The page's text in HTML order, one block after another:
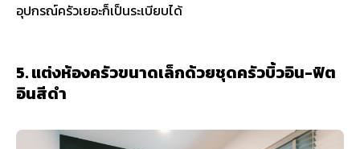
อุปกรณ์ครัวเยอะก็เป็นระเบียบได้
5. แต่งห้องครัวขนาดเล็กด้วยชุดครัวบิ้วอิน-ฟิต
อินสีดำ